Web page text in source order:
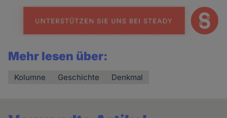
Mehr lesen über:
Kolumne Geschichte Denkmal